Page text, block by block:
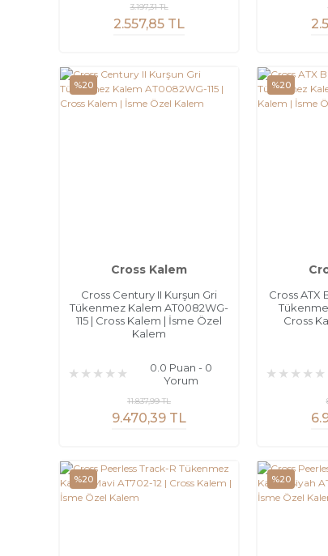
2.557,85 TL
3.197,31 TL
%20
Cross Kalem
Cross Century II Kurşun Gri
Tükenmez Kalem AT0082WG-
115 | Cross Kalem | İsme Özel
Kalem
0.0 Puan - 0
Yorum
9.470,39 TL
11.837,99 TL
%20
Cross ATX
Cross
%20 %20